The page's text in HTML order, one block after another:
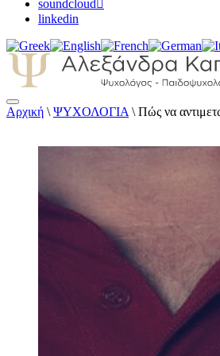
soundcloud
linkedin
Αλεξάνδρα Καππάτου
Αρχική \ ΨΥΧΟΛΟΓΙΑ \ Πώς να